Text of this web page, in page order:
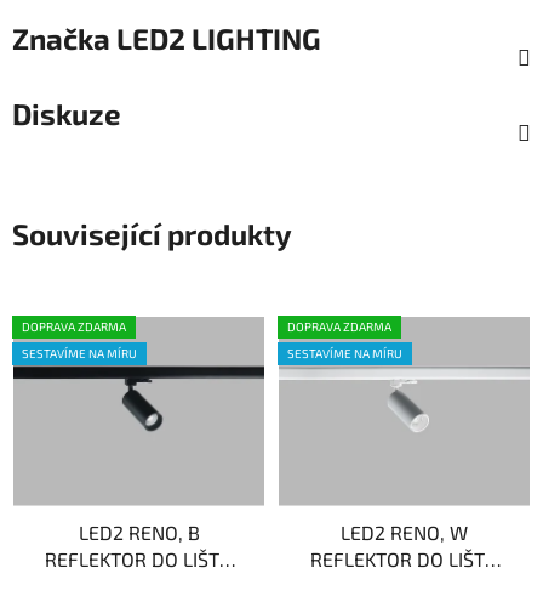
Značka LED2 LIGHTING
Diskuze
Související produkty
DOPRAVA ZDARMA
SESTAVÍME NA MÍRU
LED2 RENO, B
REFLEKTOR DO LIŠTY,
DOPRAVA ZDARMA
SESTAVÍME NA MÍRU
LED2 RENO, W
REFLEKTOR DO LIŠTY,